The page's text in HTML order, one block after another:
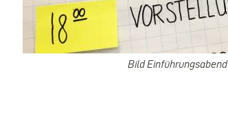
Bild Einführungsabend